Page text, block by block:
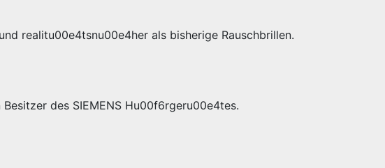
realitu00e4tsnu00e4her als bisherige Rauschbrillen.
des SIEMENS Hu00f6rgeru00e4tes.